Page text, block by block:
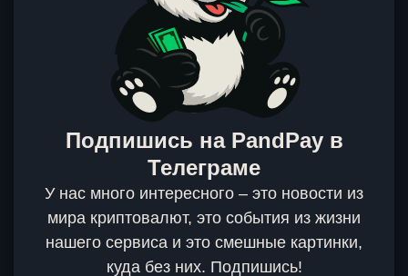
Подпишись на PandPay в
Телеграме
У нас много интересного – это новости из
мира криптовалют, это события из жизни
нашего сервиса и это смешные картинки,
куда без них. Подпишись!